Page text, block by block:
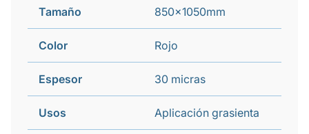
Tamaño 850x1050mm
Color Rojo
Espesor 30 micras
Usos Aplicación grasienta